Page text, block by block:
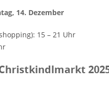
14. Dezember
15 – 21 Uhr